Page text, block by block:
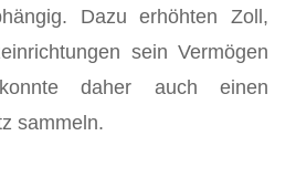
Dazu er­höhten Zoll,
sein Vermögen
daher auch einen
sammeln.